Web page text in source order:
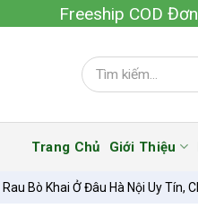
Freeship COD
Trang Chủ Giới Thiệu
Bò Khai Ở Đâu Hà Nội Uy Tín,